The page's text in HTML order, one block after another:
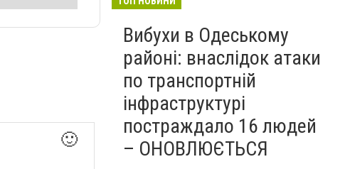
🙂
Вибухи в Одеському
районі: внаслідок атаки
по транспортній
інфраструктурі
постраждало 16 людей
– ОНОВЛЮЄТЬСЯ